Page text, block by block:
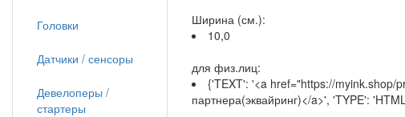
Ширина (см.):
10,0
для физ.лиц:
{'TEXT': '<a href="https://myink.shop/
партнера(эквайринг)</a>', 'TYPE':
Головки
Датчики / сенсоры
Девелоперы /
стартеры